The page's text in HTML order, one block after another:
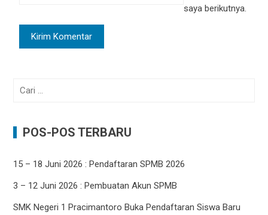
saya berikutnya.
Cari
POS-POS TERBARU
15 – 18 Juni 2026 : Pendaftaran SPMB 2026
3 – 12 Juni 2026 : Pembuatan Akun SPMB
SMK Negeri 1 Pracimantoro Buka Pendaftaran Siswa Baru